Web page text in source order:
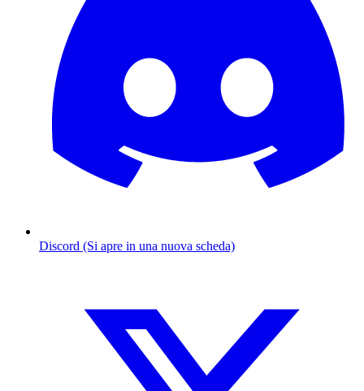
Discord (Si apre in una nuova scheda)